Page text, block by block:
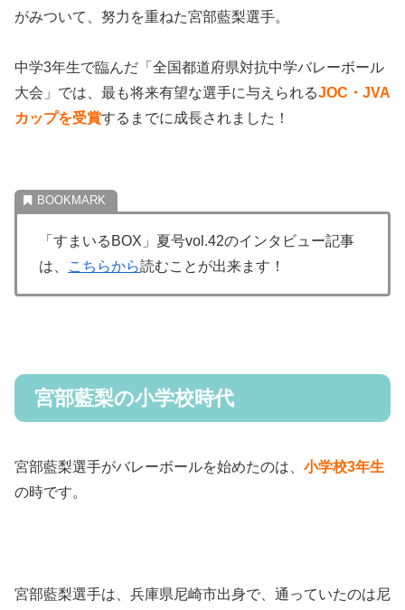
がみついて、努力を重ねた宮部藍梨選手。
中学3年生で臨んだ「全国都道府県対抗中学バレーボール
大会」では、最も将来有望な選手に与えられるJOC・JVA
カップを受賞するまでに成長されました！
「すまいるBOX」夏号vol.42のインタビュー記事
は、
こちらから読むことが出来ます！
宮部藍梨の小学校時代
宮部藍梨選手がバレーボールを始めたのは、 小学校3年生
の時です。
宮部藍梨選手は、兵庫県尼崎市出身で、通っていたのは尼